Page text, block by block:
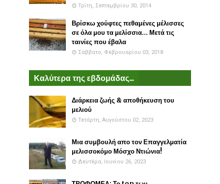
Τρίτη, Σεπτεμβρίου 30, 2014
Βρίσκω χούφτες πεθαμένες μέλισσες
σε όλα μου τα μελίσσια... Μετά τις
ταινίες που έβαλα
Σάββατο, Φεβρουαρίου 03, 2018
Καλύτερα της εβδομάδας...
Διάρκεια ζωής & αποθήκευση του
μελιού
Τετάρτη, Αυγούστου 02, 2023
Μια συμβουλή απο τον Επαγγελματία
μελισσοκόμο Μόσχο Ντιώνια!
Δευτέρα, Ιουνίου 26, 2023